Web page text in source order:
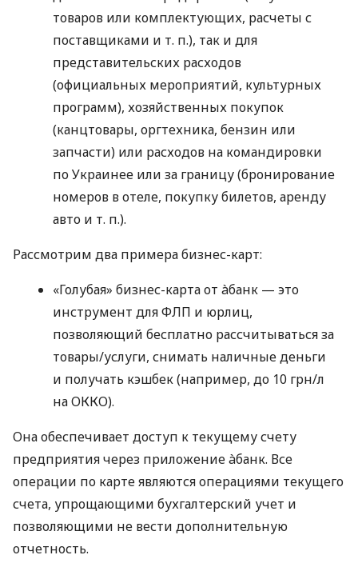
товаров или комплектующих, расчеты с
поставщиками и т. п.), так и для
представительских расходов
(официальных мероприятий, культурных
программ), хозяйственных покупок
(канцтовары, оргтехника, бензин или
запчасти) или расходов на командировки
по Украинее или за границу (бронирование
номеров в отеле, покупку билетов, аренду
авто и т. п.).
Рассмотрим два примера бизнес-карт:
«Голубая» бизнес-карта от àбанк — это
инструмент для ФЛП и юрлиц,
позволяющий бесплатно рассчитываться за
товары/услуги, снимать наличные деньги
и получать кэшбек (например, до 10 грн/л
на ОККО).
Она обеспечивает доступ к текущему счету
предприятия через приложение àбанк. Все
операции по карте являются операциями текущего
счета, упрощающими бухгалтерский учет и
позволяющими не вести дополнительную
отчетность.